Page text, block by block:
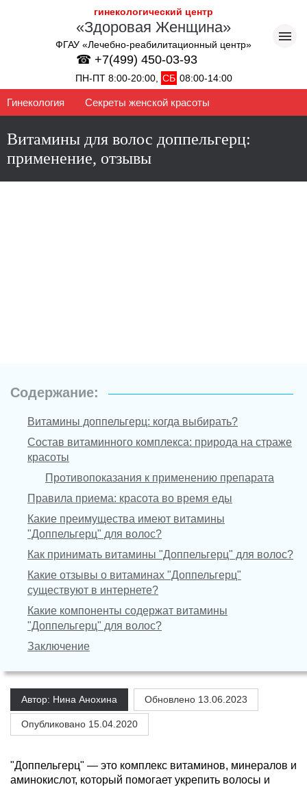
гинекологический центр
«Здоровая Женщина»
ФГАУ «Лечебно-реабилитационный центр»
☎ +7(499) 450-03-93
ПН-ПТ 8:00-20:00, СБ 08:00-14:00
Гинекология Секреты женской красоты
Витамины для волос доппельгерц:
применение, отзывы
Содержание:
Витамины доппельгерц: когда выбирать?
Состав витаминного комплекса: природа на страже
красоты
Противопоказания к применению препарата
Правила приема: красота во время еды
Какие преимущества имеют витамины
"Доппельгерц" для волос?
Как принимать витамины "Доппельгерц" для волос?
Какие отзывы о витаминах "Доппельгерц"
существуют в интернете?
Какие компоненты содержат витамины
"Доппельгерц" для волос?
Заключение
Автор: Нина Анохина Обновлено 13.06.2023
Опубликовано 15.04.2020
"Доппельгерц" — это комплекс витаминов, минералов и
аминокислот, который помогает укрепить волосы и